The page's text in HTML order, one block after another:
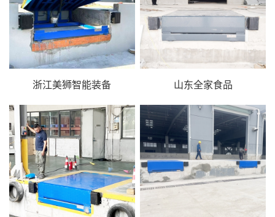
浙江美狮智能装备 山东全家食品